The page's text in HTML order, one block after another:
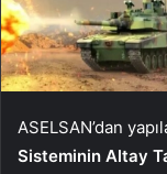
ASELSAN’dan
Sisteminin Altay